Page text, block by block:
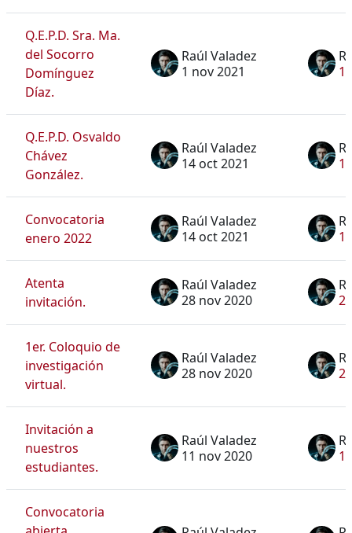
Q.E.P.D. Sra. Ma.
del Socorro
Domínguez
Díaz.
Raúl Valadez
1 nov 2021
1
Q.E.P.D. Osvaldo
Chávez
González.
Raúl Valadez
14 oct 2021
Convocatoria
enero 2022
Raúl Valadez
14 oct 2021
Atenta
invitación.
Raúl Valadez
28 nov 2020
1er. Coloquio de
investigación
virtual.
Raúl Valadez
28 nov 2020
Invitación a
nuestros
estudiantes.
Raúl Valadez
11 nov 2020
Convocatoria